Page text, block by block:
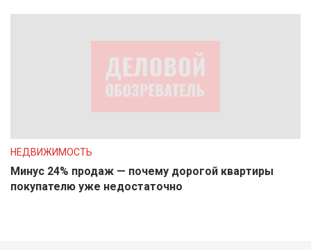
НЕДВИЖИМОСТЬ
Минус 24% продаж — почему дорогой квартиры
покупателю уже недостаточно